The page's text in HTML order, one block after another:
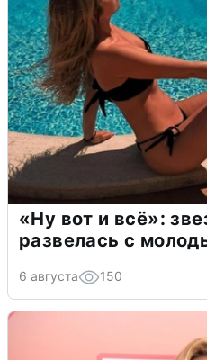
«Ну вот и всё»:
развелась с
6 августа 150